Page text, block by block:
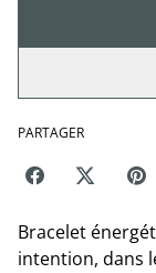
PARTAGER
Bracelet
intention, dans